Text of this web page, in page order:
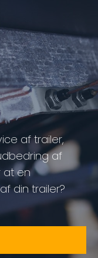
af trailer,
af
at en
din trailer?